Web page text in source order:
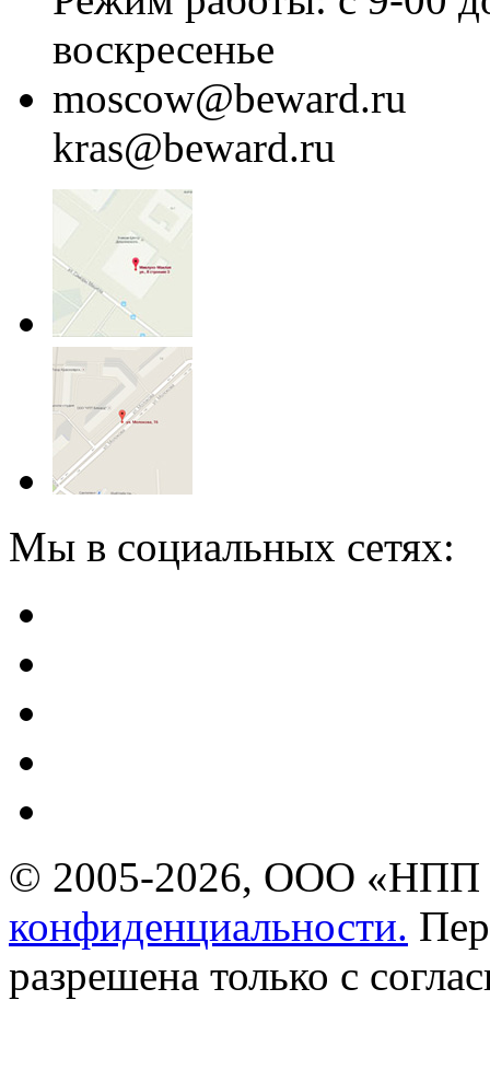
воскресенье
moscow@beward.ru
kras@beward.ru
Мы в социальных сетях:
© 2005-2026, ООО «НПП
конфиденциальности.
разрешена только с